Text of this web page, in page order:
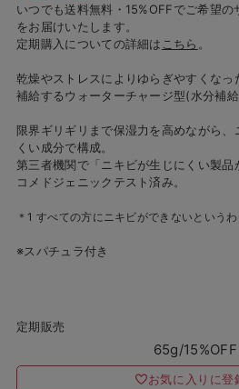
いつでも送料無料・15%OFFでご希望
をお届けいたします。
定期購入についての詳細は こちら 。
乾燥やストレスによりゆらぎやすくなっ
補給するウォーターチャージ型(水分補
限界ギリギリまで保湿力を高めながら
くい成分で構成。
第三者機関で「ニキビが生じにくい製品
コメドジェニックテスト済み。
＊1 すべての方にニキビができないというわ
※スパチュラ付き
定期販売
65g/15%OFF
お気に入りに登